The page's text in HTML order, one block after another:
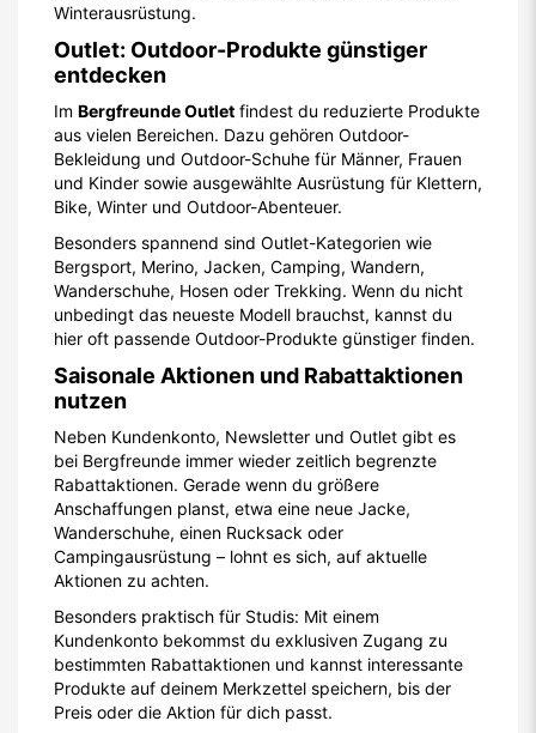
Winterausrüstung.
Outlet: Outdoor-Produkte günstiger
entdecken
Im Bergfreunde Outlet findest du reduzierte Produkte
aus vielen Bereichen. Dazu gehören Outdoor-
Bekleidung und Outdoor-Schuhe für Männer, Frauen
und Kinder sowie ausgewählte Ausrüstung für Klettern,
Bike, Winter und Outdoor-Abenteuer.
Besonders spannend sind Outlet-Kategorien wie
Bergsport, Merino, Jacken, Camping, Wandern,
Wanderschuhe, Hosen oder Trekking. Wenn du nicht
unbedingt das neueste Modell brauchst, kannst du
hier oft passende Outdoor-Produkte günstiger finden.
Saisonale Aktionen und Rabattaktionen
nutzen
Neben Kundenkonto, Newsletter und Outlet gibt es
bei Bergfreunde immer wieder zeitlich begrenzte
Rabattaktionen. Gerade wenn du größere
Anschaffungen planst, etwa eine neue Jacke,
Wanderschuhe, einen Rucksack oder
Campingausrüstung – lohnt es sich, auf aktuelle
Aktionen zu achten.
Besonders praktisch für Studis: Mit einem
Kundenkonto bekommst du exklusiven Zugang zu
bestimmten Rabattaktionen und kannst interessante
Produkte auf deinem Merkzettel speichern, bis der
Preis oder die Aktion für dich passt.